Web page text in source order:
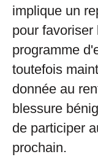
implique un
pour
programme
toutefois
donnée au
blessure
de participer
prochain.